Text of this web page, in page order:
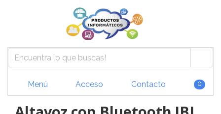
Menú Acceso Contacto 0